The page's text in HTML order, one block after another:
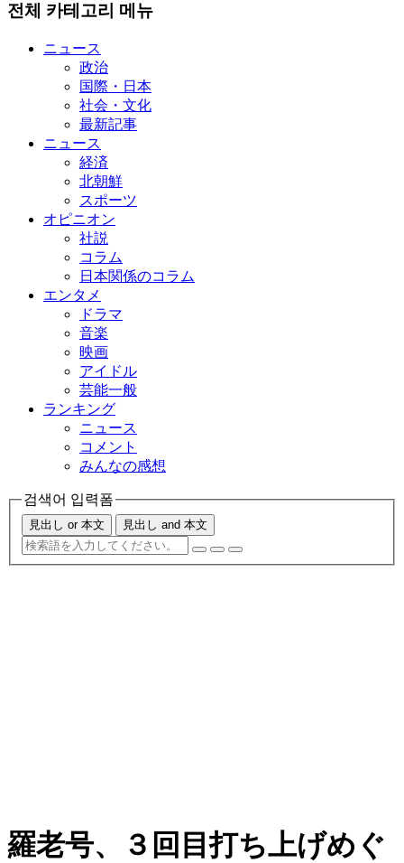
전체 카테고리 메뉴
ニュース
政治
国際・日本
社会・文化
最新記事
ニュース
経済
北朝鮮
スポーツ
オピニオン
社説
コラム
日本関係のコラム
エンタメ
ドラマ
音楽
映画
アイドル
芸能一般
ランキング
ニュース
コメント
みんなの感想
검색어 입력폼
見出し or 本文 見出し and 本文
羅老号、３回目打ち上げめぐ